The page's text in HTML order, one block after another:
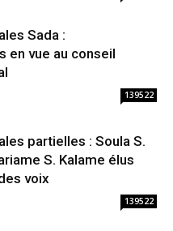
Sada :
en vue au conseil
139522
partielles : Soula S.
S. Kalame élus
voix
139522